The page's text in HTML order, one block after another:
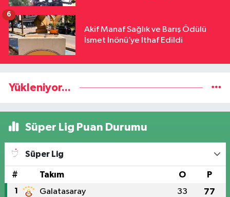
Akif Manaf Sağlık ve Barış Ödülü
İsmet İnönü’ye İthaf Edildi
6
Yükleniyor...
Süper Lig Puan Durumu
Süper Lig
# Takım O P
1 Galatasaray 33 77